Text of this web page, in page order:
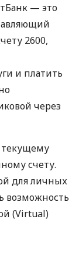
— это
2600,
и платить
через
текущему
счету.
для личных
возможность
(Virtual)